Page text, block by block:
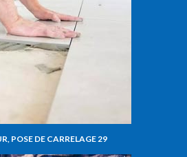
POSE DE CARRELAGE 29